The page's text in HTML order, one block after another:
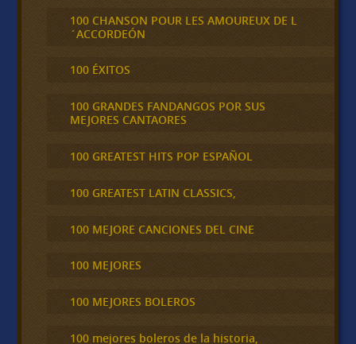
100 CHANSON POUR LES AMOUREUX DE L
´ACCORDEÓN
100 ÉXITOS
100 GRANDES FANDANGOS POR SUS
MEJORES CANTAORES
100 GREATEST HITS POP ESPAÑOL
100 GREATEST LATIN CLASSICS,
100 MEJORE CANCIONES DEL CINE
100 MEJORES
100 MEJORES BOLEROS
100 mejores boleros de la historia,